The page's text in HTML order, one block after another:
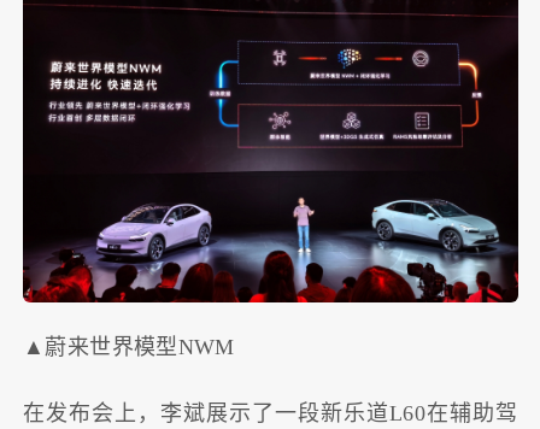
▲蔚来世界模型NWM
在发布会上，李斌展示了一段新乐道L60在辅助驾